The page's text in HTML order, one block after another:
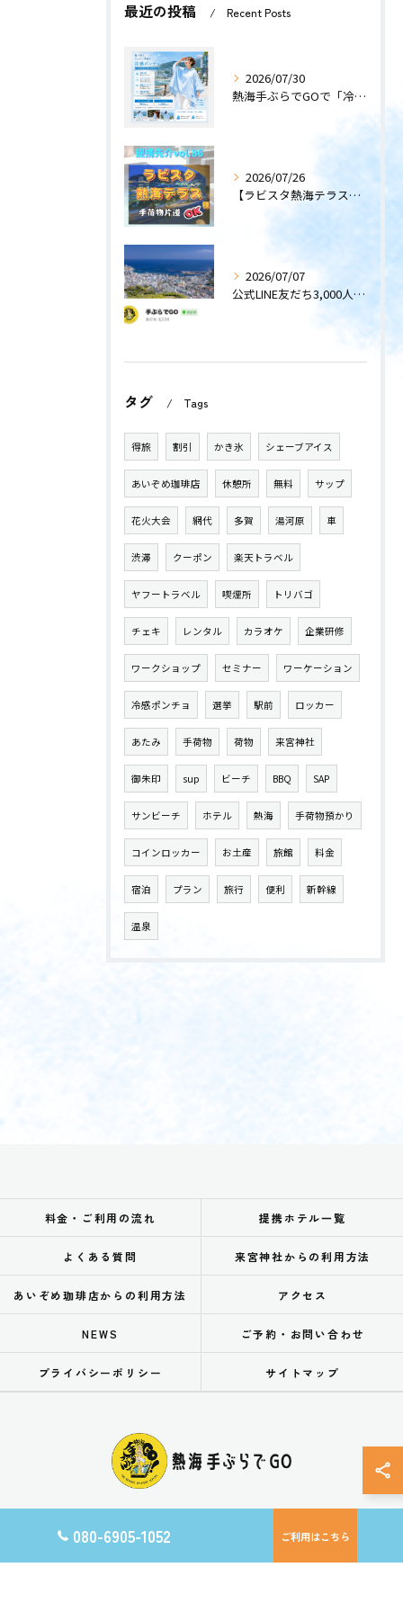
最近の投稿 Recent Posts
2026/07/30
熱海手ぶらでGOで「冷感ポンチョ」のレンタルサービスを開始します！
2026/07/26
【ラビスタ熱海テラス】〜提携先紹介〜
2026/07/07
公式LINE友だち3,000人突破！
タグ Tags
得旅 割引 かき氷 シェーブアイス
あいぞめ珈琲店 休憩所 無料 サップ
花火大会 網代 多賀 湯河原 車
渋滞 クーポン 楽天トラベル
ヤフートラベル 喫煙所 トリバゴ
チェキ レンタル カラオケ 企業研修
ワークショップ セミナー ワーケーション
冷感ポンチョ 選挙 駅前 ロッカー
あたみ 手荷物 荷物 来宮神社
御朱印 sup ビーチ BBQ SAP
サンビーチ ホテル 熱海 手荷物預かり
コインロッカー お土産 旅館 料金
宿泊 プラン 旅行 便利 新幹線
温泉
080-6905-1052 ご利用はこちら
料金・ご利用の流れ 提携ホテル一覧
よくある質問 来宮神社からの利用方法
あいぞめ珈琲店からの利用方法 アクセス
NEWS ご予約・お問い合わせ
プライバシーポリシー サイトマップ
© 2026 静岡県熱海の手荷物預かりなら熱海手ぶらでGO ALL RIGHTS RESERVED.